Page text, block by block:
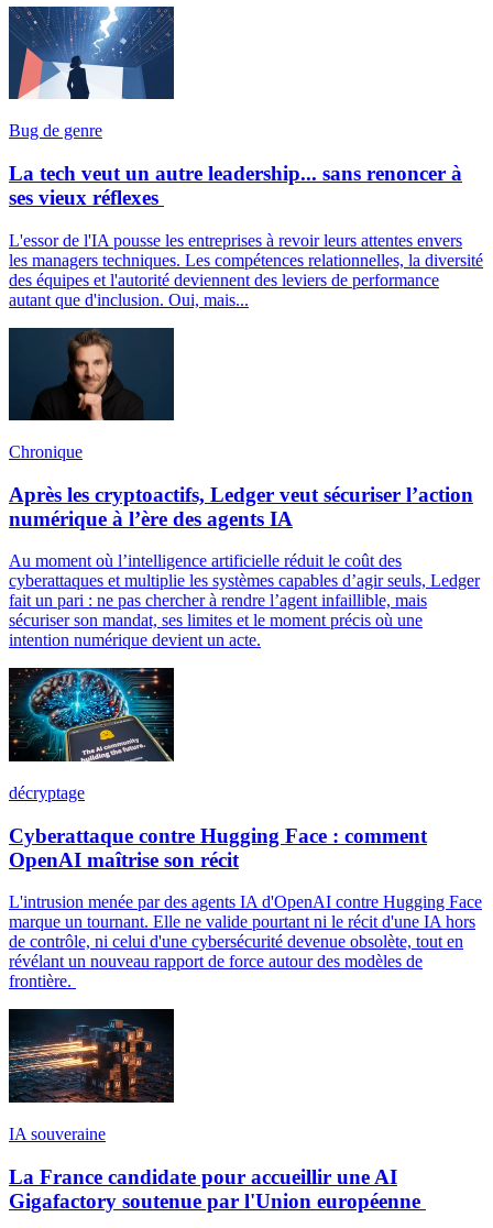
Bug de genre
La tech veut un autre leadership... sans renoncer à
ses vieux réflexes
L'essor de l'IA pousse les entreprises à revoir leurs attentes envers
les managers techniques. Les compétences relationnelles, la diversité
des équipes et l'autorité deviennent des leviers de performance
autant que d'inclusion. Oui, mais...
Chronique
Après les cryptoactifs, Ledger veut sécuriser l’action
numérique à l’ère des agents IA
Au moment où l’intelligence artificielle réduit le coût des
cyberattaques et multiplie les systèmes capables d’agir seuls, Ledger
fait un pari : ne pas chercher à rendre l’agent infaillible, mais
sécuriser son mandat, ses limites et le moment précis où une
intention numérique devient un acte.
décryptage
Cyberattaque contre Hugging Face : comment
OpenAI maîtrise son récit
L'intrusion menée par des agents IA d'OpenAI contre Hugging Face
marque un tournant. Elle ne valide pourtant ni le récit d'une IA hors
de contrôle, ni celui d'une cybersécurité devenue obsolète, tout en
révélant un nouveau rapport de force autour des modèles de
frontière.
IA souveraine
La France candidate pour accueillir une AI
Gigafactory soutenue par l'Union européenne